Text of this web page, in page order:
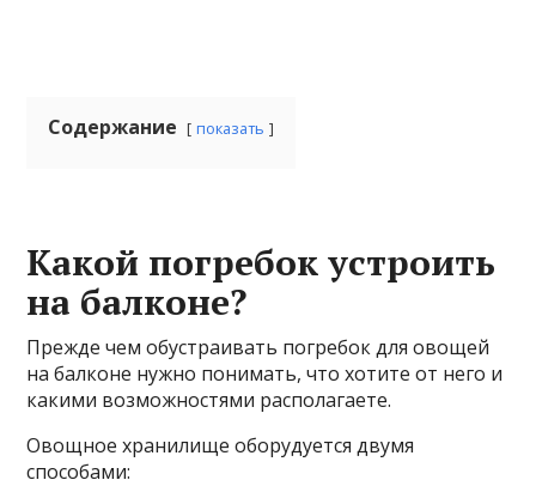
Содержание показать
Какой погребок устроить
на балконе?
Прежде чем обустраивать погребок для овощей
на балконе нужно понимать, что хотите от него и
какими возможностями располагаете.
Овощное хранилище оборудуется двумя
способами: